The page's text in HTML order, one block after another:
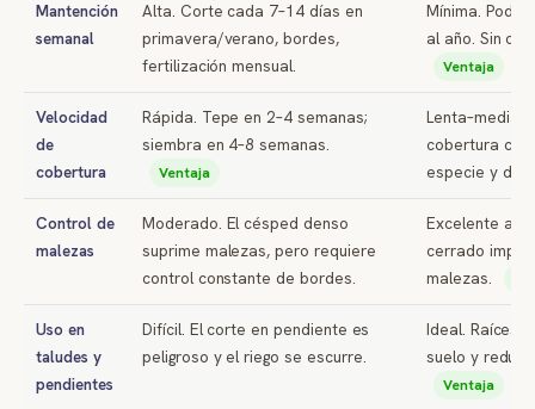
Mantención
semanal
Alta. Corte cada 7–14 días en
primavera/verano, bordes,
fertilización mensual.
Mínima. Poda
al año. Sin
Ventaja
Velocidad
de
cobertura
Rápida. Tepe en 2–4 semanas;
siembra en 4–8 semanas.
Ventaja
Lenta–media.
cobertura
especie y
Control de
malezas
Moderado. El césped denso
suprime malezas, pero requiere
control constante de bordes.
Excelente a
cerrado
malezas.
Uso en
taludes y
pendientes
Difícil. El corte en pendiente es
peligroso y el riego se escurre.
Ideal. Raíces
suelo y
Ventaja